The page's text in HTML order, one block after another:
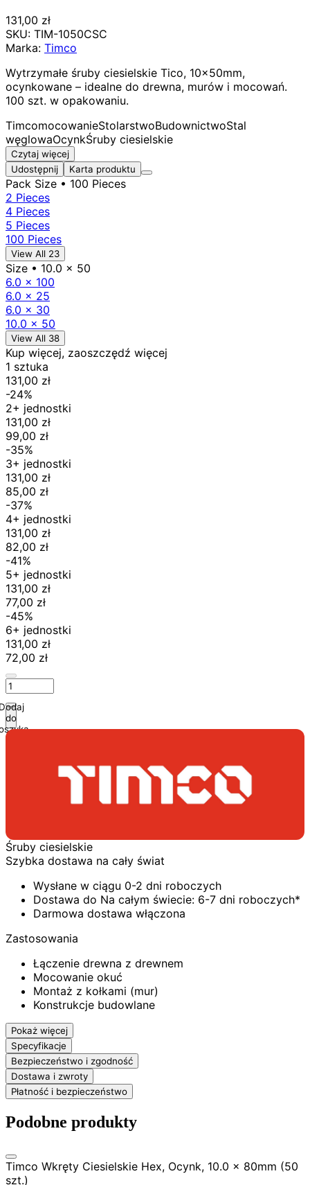
131,00 zł
SKU: TIM-1050CSC
Marka: Timco
Wytrzymałe śruby ciesielskie Tico, 10x50mm,
ocynkowane – idealne do drewna, murów i mocowań.
100 szt. w opakowaniu.
TimcomocowanieStolarstwoBudownictwoStal
węglowaOcynkŚruby ciesielskie
Czytaj więcej
Udostępnij
Karta produktu
Pack Size • 100 Pieces
2 Pieces
4 Pieces
5 Pieces
100 Pieces
View All 23
Size • 10.0 x 50
6.0 x 100
6.0 x 25
6.0 x 30
10.0 x 50
View All 38
Kup więcej, zaoszczędź więcej
1 sztuka
131,00 zł
-24%
2+ jednostki
131,00 zł
99,00 zł
-35%
3+ jednostki
131,00 zł
85,00 zł
-37%
4+ jednostki
131,00 zł
82,00 zł
-41%
5+ jednostki
131,00 zł
77,00 zł
-45%
6+ jednostki
131,00 zł
72,00 zł
do
Śruby ciesielskie
Szybka dostawa na cały świat
Wysłane w ciągu 0-2 dni roboczych
Dostawa do Na całym świecie: 6-7 dni roboczych*
Darmowa dostawa włączona
Zastosowania
Łączenie drewna z drewnem
Mocowanie okuć
Montaż z kołkami (mur)
Konstrukcje budowlane
Pokaż więcej
Specyfikacje
Bezpieczeństwo i zgodność
Dostawa i zwroty
Płatność i bezpieczeństwo
Podobne produkty
Timco Wkręty Ciesielskie Hex, Ocynk, 10.0 x 80mm (50
szt.)